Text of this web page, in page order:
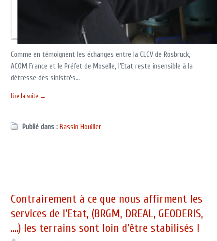
Comme en témoignent les échanges entre la CLCV de Rosbruck,
ACOM France et le Préfet de Moselle, l’Etat reste insensible à la
détresse des sinistrés…
Lire la suite →
Publié dans : Bassin Houiller
Contrairement à ce que nous affirment les
services de l’Etat, (BRGM, DREAL, GEODERIS,
….) les terrains sont loin d’être stabilisés !